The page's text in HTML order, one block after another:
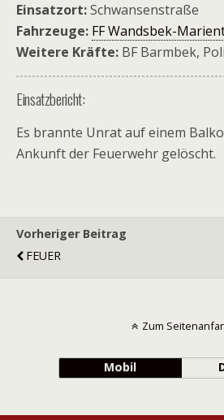
Einsatzort:Schwansenstraße
Fahrzeuge: FF Wandsbek-
Weitere Kräfte: BF Barmbek,
Einsatzbericht:
Es brannte Unrat auf einem
Ankunft der Feuerwehr gelöscht.
Vorheriger Beitrag
FEUER
Zum
Mobil